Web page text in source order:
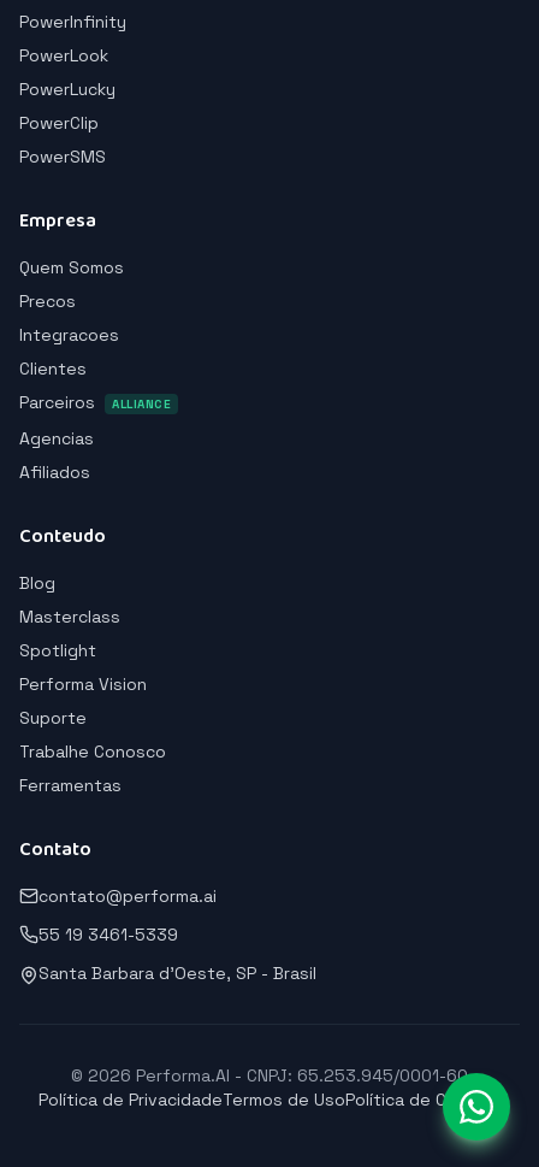
PowerInfinity
PowerLook
PowerLucky
PowerClip
PowerSMS
Empresa
Quem Somos
Precos
Integracoes
Clientes
Parceiros
ALLIANCE
Agencias
Afiliados
Conteudo
Blog
Masterclass
Spotlight
Performa Vision
Suporte
Trabalhe Conosco
Ferramentas
Contato
contato@performa.ai
55 19 3461-5339
Santa Barbara d'Oeste, SP - Brasil
© 2026 Performa.AI - CNPJ: 65.253.945/0001-60
Política de PrivacidadeTermos de UsoPolítica de Cookies